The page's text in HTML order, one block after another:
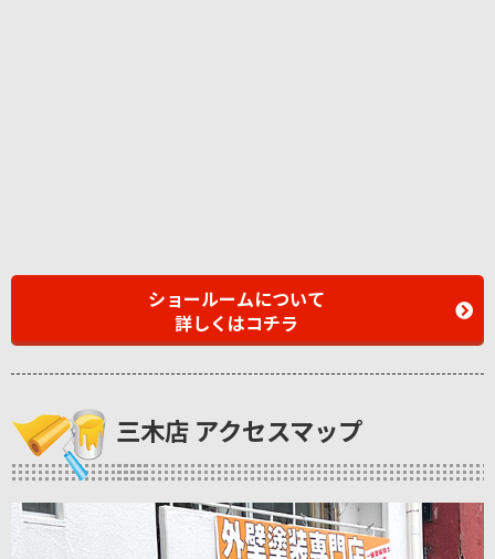
ショールームについて
詳しくはコチラ
三木店 アクセスマップ